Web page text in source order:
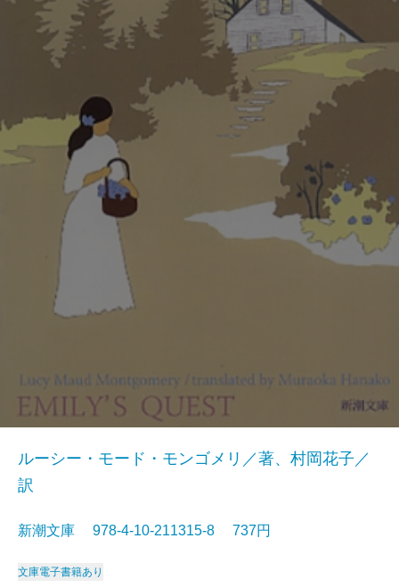
ルーシー・モード・モンゴメリ／著、村岡花子／
訳
新潮文庫 978-4-10-211315-8 737円
文庫電子書籍あり